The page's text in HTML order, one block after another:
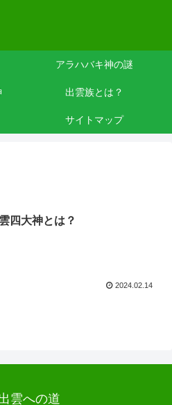
アラハバキ神の謎
出雲族とは？
サイトマップ
四大神とは？
2024.02.14
雲への道